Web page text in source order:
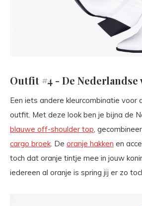
Outfit #4 - De Nederlandse
Een iets andere kleurcombinatie voor
outfit. Met deze look ben je bijna de
blauwe off-shoulder top,
cargo broek. De oranje hakken en
toch dat oranje tintje mee in jouw
iedereen al oranje is spring jij er zo